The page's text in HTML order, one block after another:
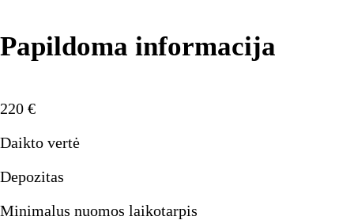
Papildoma informacija
220 €
Daikto vertė
Depozitas
Minimalus nuomos laikotarpis